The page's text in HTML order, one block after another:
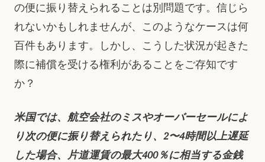
の便に振り替えられることは別問題です。信じら
れないかもしれませんが、このようなケースは何
百件もあります。しかし、こうした状況が起きた
際に補償を受ける権利があることをご存知です
か？
米国では、航空会社のミスやオーバーセールによ
り次の便に振り替えられたり、2〜4時間以上遅延
した場合、片道運賃の最大400％に相当する金銭